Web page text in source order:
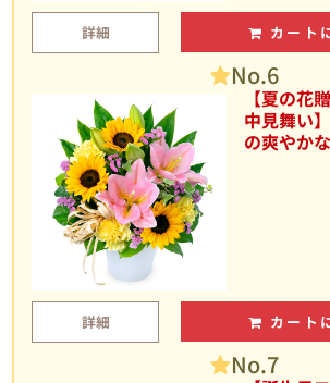
詳細 カート
No.6
【夏の花
中見舞い
の爽やか
詳細 カート
No.7